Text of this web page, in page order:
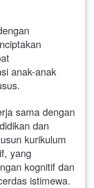
anak-anak
sama dengan
dan
kurikulum
yang
kognitif dan
istimewa.